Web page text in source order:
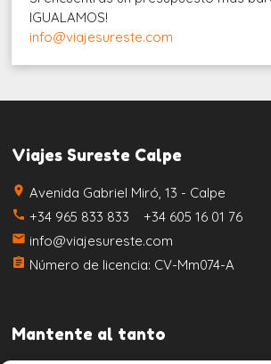
IGUALAMOS!
info@viajesureste.com
Viajes Sureste Calpe
place Avenida Gabriel Miró, 13 - Calpe
call +34 965 833 833 +34 605 16 01 76
email info@viajesureste.com
assignment Número de licencia: CV-Mm074-A
Mantente al tanto